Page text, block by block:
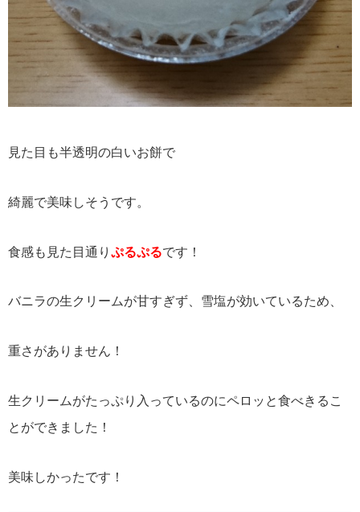
見た目も半透明の白いお餅で
綺麗で美味しそうです。
食感も見た目通り ぷるぷるです！
バニラの生クリームが甘すぎず、雪塩が効いているため、
重さがありません！
生クリームがたっぷり入っているのにペロッと食べきるこ
とができました！
美味しかったです！